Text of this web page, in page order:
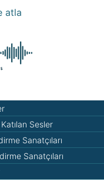
atla
Sesler
Sanatçıları
Sanatçıları